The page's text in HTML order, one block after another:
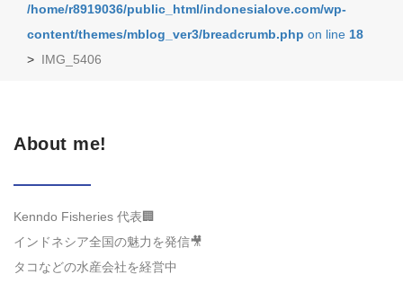
/home/r8919036/public_html/indonesialove.com/wp-
content/themes/mblog_ver3/breadcrumb.php on line 18
> IMG_5406
About me!
Kenndo Fisheries 代表🏢
インドネシア全国の魅力を発信🎥
タコなどの水産会社を経営中